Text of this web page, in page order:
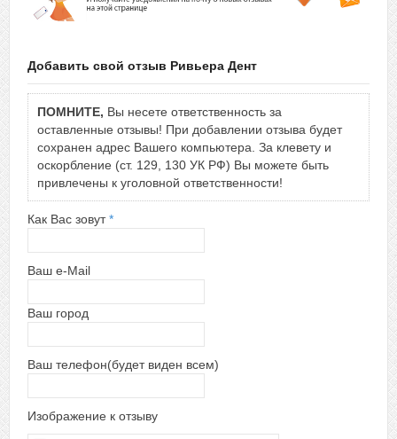
Добавить свой отзыв Ривьера Дент
ПОМНИТЕ, Вы несете ответственность за
оставленные отзывы! При добавлении отзыва будет
сохранен адрес Вашего компьютера. За клевету и
оскорбление (ст. 129, 130 УК РФ) Вы можете быть
привлечены к уголовной ответственности!
Как Вас зовут*
Ваш e-Mail
Ваш город
Ваш телефон(будет виден всем)
Изображение к отзыву